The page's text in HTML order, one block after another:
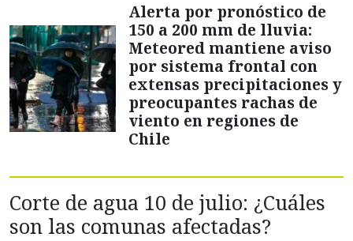
Alerta por pronóstico de
150 a 200 mm de lluvia:
Meteored mantiene aviso
por sistema frontal con
extensas precipitaciones y
preocupantes rachas de
viento en regiones de
Chile
Corte de agua 10 de julio: ¿Cuáles
son las comunas afectadas?